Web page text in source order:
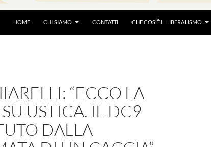
HOME CHI SIAMO CONTATTI CHE COS’È IL LIBERALISMO
“ECCO LA
USTICA. IL DC9
DALLA